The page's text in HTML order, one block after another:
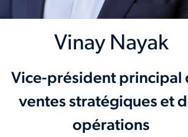
Vinay Nayak
Vice-président principal
ventes stratégiques et
opérations